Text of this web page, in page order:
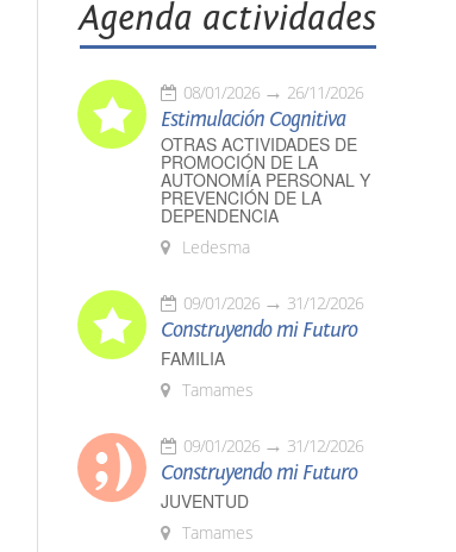
Agenda actividades
08/01/2026 26/11/2026
Estimulación Cognitiva
OTRAS ACTIVIDADES DE
PROMOCIÓN DE LA
AUTONOMÍA PERSONAL Y
PREVENCIÓN DE LA
DEPENDENCIA
Ledesma
09/01/2026 31/12/2026
Construyendo mi Futuro
FAMILIA
Tamames
09/01/2026 31/12/2026
Construyendo mi Futuro
JUVENTUD
Tamames